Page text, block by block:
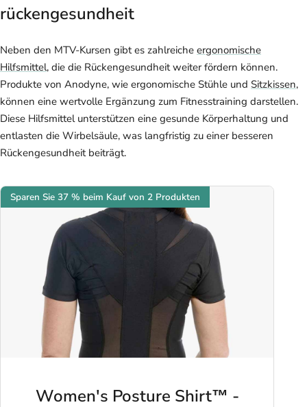
rückengesundheit
Neben den MTV-Kursen gibt es zahlreiche ergonomische
Hilfsmittel, die die Rückengesundheit weiter fördern können.
Produkte von Anodyne, wie ergonomische Stühle und Sitzkissen,
können eine wertvolle Ergänzung zum Fitnesstraining darstellen.
Diese Hilfsmittel unterstützen eine gesunde Körperhaltung und
entlasten die Wirbelsäule, was langfristig zu einer besseren
Rückengesundheit beiträgt.
Sparen Sie 37 % beim Kauf von 2 Produkten
Women's Posture Shirt™ -